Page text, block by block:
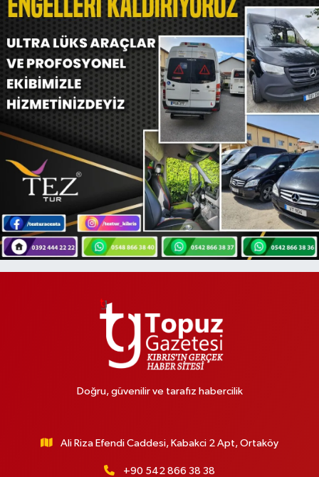
Doğru, güvenilir ve tarafız habercilik
Ali Riza Efendi Caddesi, Kabakci 2 Apt, Ortaköy
+90 542 866 38 38